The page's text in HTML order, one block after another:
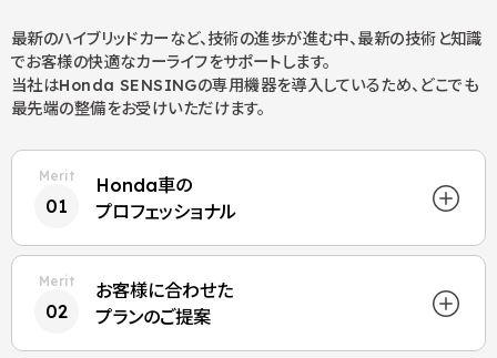
最新のハイブリッドカーなど、技術の進歩が進む中、最新の技術と知識
でお客様の快適なカーライフをサポートします。
当社はHonda SENSINGの専用機器を導入しているため、どこでも
最先端の整備をお受けいただけます。
01
Honda車の
プロフェッショナル
02
お客様に合わせた
プランのご提案